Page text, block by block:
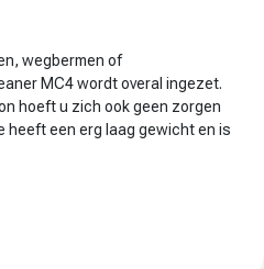
wegbermen of
MC4 wordt overal ingezet.
hoeft u zich ook geen zorgen
heeft een erg laag gewicht en is